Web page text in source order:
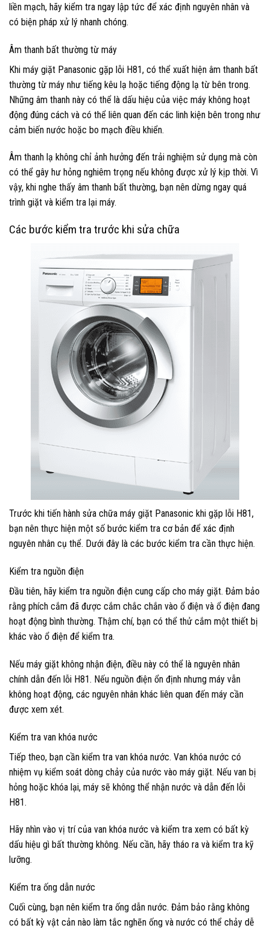
liền mạch, hãy kiểm tra ngay lập tức để xác định nguyên nhân và
có biện pháp xử lý nhanh chóng.
Âm thanh bất thường từ máy
Khi máy giặt Panasonic gặp lỗi H81, có thể xuất hiện âm thanh bất
thường từ máy như tiếng kêu lạ hoặc tiếng động lạ từ bên trong.
Những âm thanh này có thể là dấu hiệu của việc máy không hoạt
động đúng cách và có thể liên quan đến các linh kiện bên trong như
cảm biến nước hoặc bo mạch điều khiển.
Âm thanh lạ không chỉ ảnh hưởng đến trải nghiệm sử dụng mà còn
có thể gây hư hỏng nghiêm trọng nếu không được xử lý kịp thời. Vì
vậy, khi nghe thấy âm thanh bất thường, bạn nên dừng ngay quá
trình giặt và kiểm tra lại máy.
Các bước kiểm tra trước khi sửa chữa
Trước khi tiến hành sửa chữa máy giặt Panasonic khi gặp lỗi H81,
bạn nên thực hiện một số bước kiểm tra cơ bản để xác định
nguyên nhân cụ thể. Dưới đây là các bước kiểm tra cần thực hiện.
Kiểm tra nguồn điện
Đầu tiên, hãy kiểm tra nguồn điện cung cấp cho máy giặt. Đảm bảo
rằng phích cắm đã được cắm chắc chắn vào ổ điện và ổ điện đang
hoạt động bình thường. Thậm chí, bạn có thể thử cắm một thiết bị
khác vào ổ điện để kiểm tra.
Nếu máy giặt không nhận điện, điều này có thể là nguyên nhân
chính dẫn đến lỗi H81. Nếu nguồn điện ổn định nhưng máy vẫn
không hoạt động, các nguyên nhân khác liên quan đến máy cần
được xem xét.
Kiểm tra van khóa nước
Tiếp theo, bạn cần kiểm tra van khóa nước. Van khóa nước có
nhiệm vụ kiểm soát dòng chảy của nước vào máy giặt. Nếu van bị
hỏng hoặc khóa lại, máy sẽ không thể nhận nước và dẫn đến lỗi
H81.
Hãy nhìn vào vị trí của van khóa nước và kiểm tra xem có bất kỳ
dấu hiệu gì bất thường không. Nếu cần, hãy tháo ra và kiểm tra kỹ
lưỡng.
Kiểm tra ống dẫn nước
Cuối cùng, bạn nên kiểm tra ống dẫn nước. Đảm bảo rằng không
có bất kỳ vật cản nào làm tắc nghẽn ống và nước có thể chảy dễ